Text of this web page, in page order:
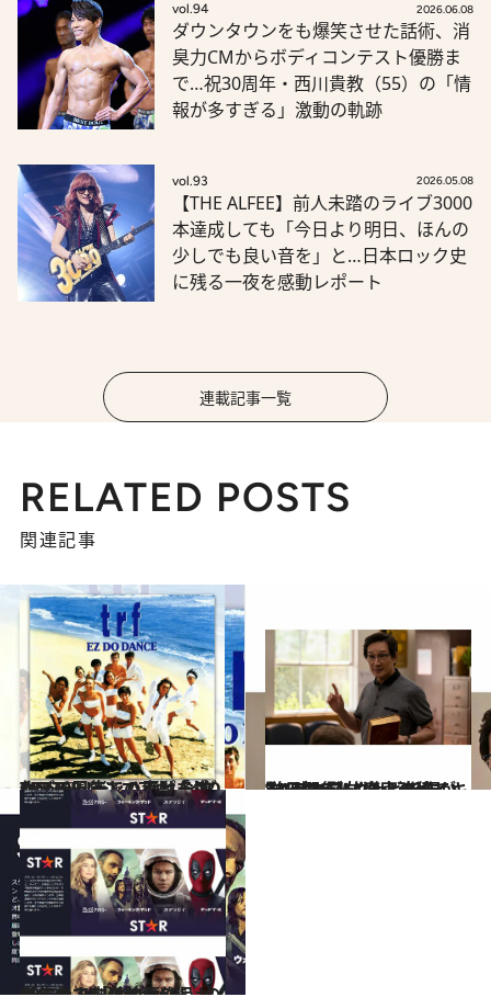
vol.94 2026.06.08
ダウンタウンをも爆笑させた話術、消
臭力CMからボディコンテスト優勝ま
で…祝30周年・西川貴教（55）の「情
報が多すぎる」激動の軌跡
vol.93 2026.05.08
【THE ALFEE】前人未踏のライブ3000
本達成しても「今日より明日、ほんの
少しでも良い音を」と…日本ロック史
に残る一夜を感動レポート
連載記事一覧
RELATED POSTS
関連記事
2023.6.20
TRF30周年でハッピーDO DANCE！ シニアも「ダレデモ」楽しく踊れる ダンスチューンの幸せな進化
カルチャー 2023.5.24
”エブエブ”コンビ新作が24日配信！“魔宮の伝説”が26日放送！改めてキー・ホイ・クァンを祝いたい
カルチャー